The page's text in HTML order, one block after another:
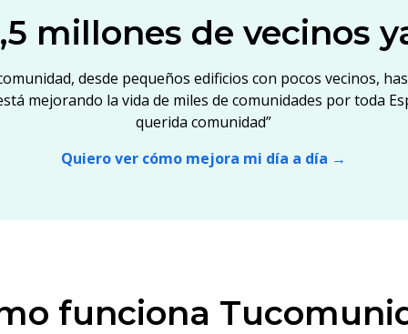
millones de vecinos
desde pequeños edificios con pocos vecinos,
mejorando la vida de miles de comunidades por toda
querida comunidad”
Quiero ver cómo mejora mi día a día →
funciona